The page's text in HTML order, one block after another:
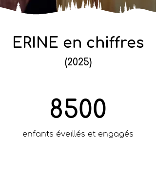
ERINE en chiffres
(2025)
8500
enfants éveillés et engagés